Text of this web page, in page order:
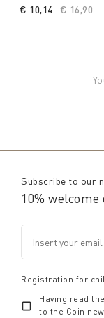
Price
€ 16,90
€ 10,14
Subscribe to our
10%
Registration for
Having read the
to the Coin